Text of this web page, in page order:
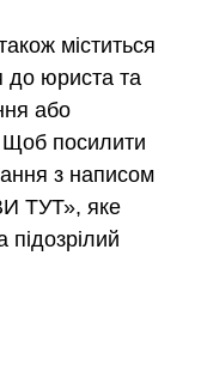
міститься
до юриста та
або
Щоб посилити
з написом
ТУТ», яке
підозрілий